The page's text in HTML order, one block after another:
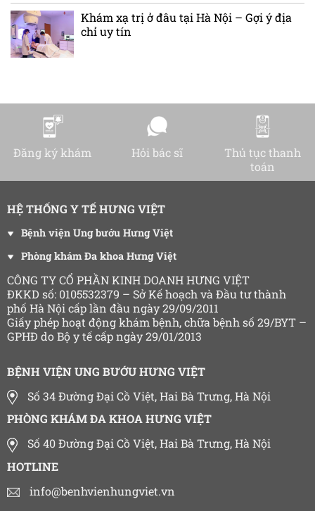
Khám xạ trị ở đâu tại Hà Nội – Gợi ý địa
chỉ uy tín
Đăng ký khám Hỏi bác sĩ
Thủ tục thanh
toán
HỆ THỐNG Y TẾ HƯNG VIỆT
Bệnh viện Ung bướu Hưng Việt
Phòng khám Đa khoa Hưng Việt
CÔNG TY CỔ PHẦN KINH DOANH HƯNG VIỆT
ĐKKD số: 0105532379 – Sở Kế hoạch và Đầu tư thành
phố Hà Nội cấp lần đầu ngày 29/09/2011
Giấy phép hoạt động khám bệnh, chữa bệnh số 29/BYT –
GPHĐ do Bộ y tế cấp ngày 29/01/2013
BỆNH VIỆN UNG BƯỚU HƯNG VIỆT
Số 34 Đường Đại Cồ Việt, Hai Bà Trưng, Hà Nội
PHÒNG KHÁM ĐA KHOA HƯNG VIỆT
Số 40 Đường Đại Cồ Việt, Hai Bà Trưng, Hà Nội
HOTLINE
info@benhvienhungviet.vn